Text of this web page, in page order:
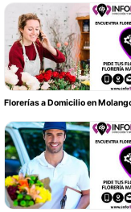
Florerías a Domicilio en